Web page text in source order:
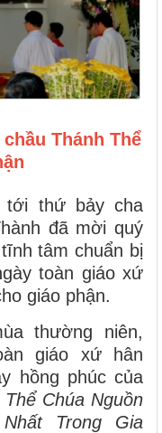
Thánh Thể
tới thứ bảy cha
đã mời quý
tâm chuẩn bị
toàn giáo xứ
giáo phận.
thường niên,
giáo xứ hân
hồng phúc của
Thể Chúa Nguồn
Trong Gia